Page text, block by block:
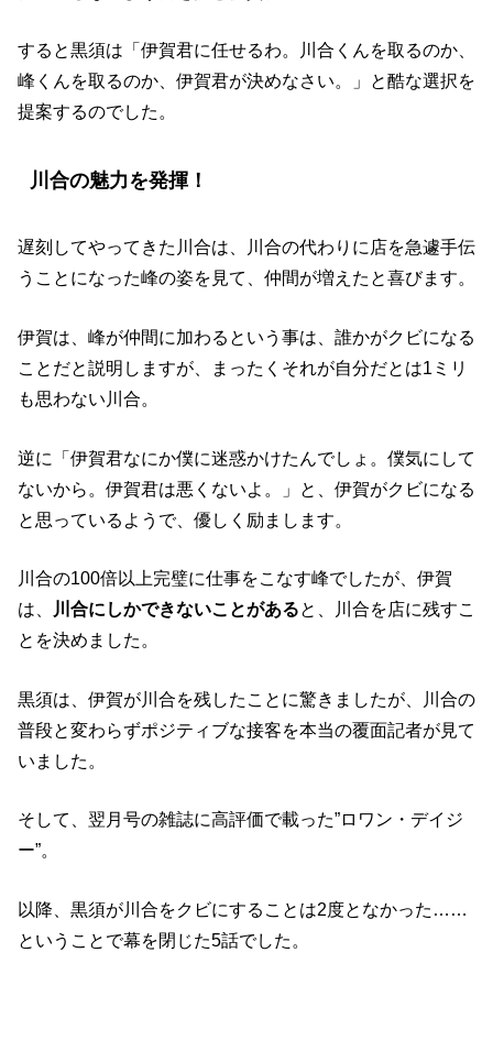
すると黒須は「伊賀君に任せるわ。川合くんを取るのか、
峰くんを取るのか、伊賀君が決めなさい。」と酷な選択を
提案するのでした。
川合の魅力を発揮！
遅刻してやってきた川合は、川合の代わりに店を急遽手伝
うことになった峰の姿を見て、仲間が増えたと喜びます。
伊賀は、峰が仲間に加わるという事は、誰かがクビになる
ことだと説明しますが、まったくそれが自分だとは1ミリ
も思わない川合。
逆に「伊賀君なにか僕に迷惑かけたんでしょ。僕気にして
ないから。伊賀君は悪くないよ。」と、伊賀がクビになる
と思っているようで、優しく励まします。
川合の100倍以上完璧に仕事をこなす峰でしたが、伊賀
は、
川合にしかできないことがあると、川合を店に残すこ
とを決めました。
黒須は、伊賀が川合を残したことに驚きましたが、川合の
普段と変わらずポジティブな接客を本当の覆面記者が見て
いました。
そして、翌月号の雑誌に高評価で載った”ロワン・デイジ
ー”。
以降、黒須が川合をクビにすることは2度となかった……
ということで幕を閉じた5話でした。